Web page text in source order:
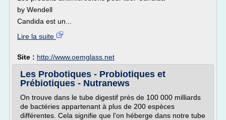
by Wendell
Candida est un...
Lire la suite
Site : http://www.oemglass.net
Les Probotiques - Probiotiques et
Prébiotiques - Nutranews
On trouve dans le tube digestif près de 100 000 milliards
de bactéries appartenant à plus de 200 espèces
différentes. Cela signifie que l'on héberge dans notre tube